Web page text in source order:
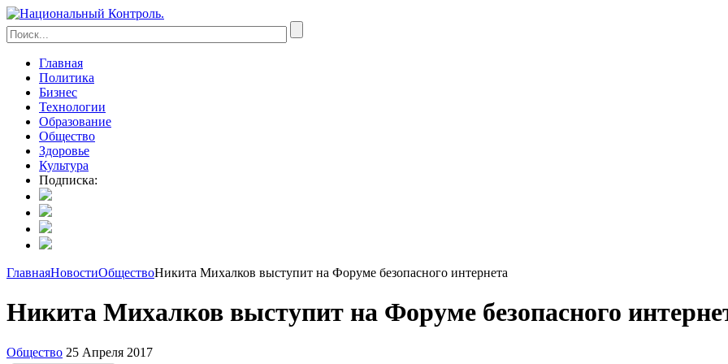
Главная
Политика
Бизнес
Технологии
Образование
Общество
Здоровье
Культура
Подписка:
ГлавнаяНовостиОбществоНикита Михалков выступит на Форуме безопасного интернета
Никита Михалков выступит на Форуме безопасного
Общество 25 Апреля 2017